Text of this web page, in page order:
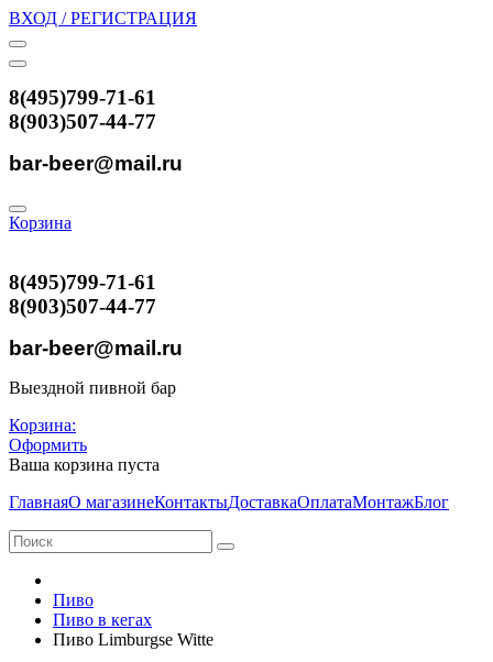
ВХОД / РЕГИСТРАЦИЯ
8(495)799-71-61
8(903)507-44-77
bar-beer@mail.ru
Корзина
8(495)799-71-61
8(903)507-44-77
bar-beer@mail.ru
Выездной пивной бар
Корзина:
Оформить
Ваша корзина пуста
ГлавнаяО магазинеКонтактыДоставкаОплатаМонтажБлог
Пиво
Пиво в кегах
Пиво Limburgse Witte